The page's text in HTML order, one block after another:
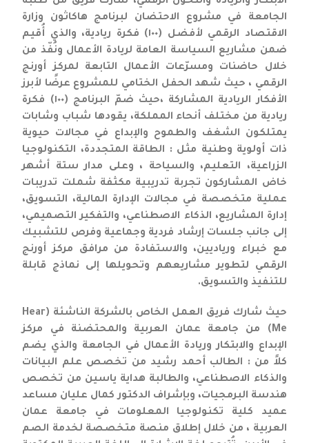
الجامعة في مشروع الاحتضان لبرنامج هاكاثون وزارة
الاقتصاد الرقمي لأفضل (١٠٠) فكرة ريادية، والذي أُقيم
ضمن مشاريع السياسة العامة لريادة الأعمال ونُفّذ من
خلال حاضنات ومسرّعات الأعمال التابعة لمركز أورنج
الرقمي ، حيث شهد الحفل الختامي للمشروع عرضًا لأبرز
الأفكار الريادية المشاركة ،حيث ضمّ البرنامج (١٠٠) فكرة
ريادية من مختلف أنحاء المملكة، يقودها شباب وشابات
يمتلكون الشغف والطموح والإبداع في مجالات حيوية
ذات أولوية وطنية مثل : الطاقة المتجددة، التكنولوجيا
الزراعية، التعليم، والسياحة ، وعلى مدار ستة أشهر
خاض المشاركون تجربة تدريبية مكثفة شملت تدريبات
عملية متخصصة في مجالات الإدارة المالية، التسويق،
إدارة المشاريع، الذكاء الاصطناعي، والتفكير التصميمي،
إلى جانب جلسات إرشاد فردية وجماعية وفرص للتشبيك
مع خبراء ورياديين، والاستفادة من مرافق مركز أورنج
الرقمي لتطوير مشاريعهم وتحويلها إلى نماذج قابلة
للتنفيذ والتسويق.
حيث شارك فريق العمل الخاص بالشركة الناشئة (Hear
Me) من جامعة عمان العربية والمحتضنة في مركز
الإبداع والابتكار وريادة الأعمال في الجامعة والذي يضم
كلاً من : الطالب أحمد رشيد من تخصص علم البيانات
والذكاء الاصطناعي، والطالبة هداية ياسين من تخصص
هندسة البرمجيات، وبإشراف الدكتور كمال عليان مساعد
عميد كلية تكنولوجيا المعلومات في جامعة عمان
العربية ، من خلال إطلاق منصة متخصصة لخدمة الصم